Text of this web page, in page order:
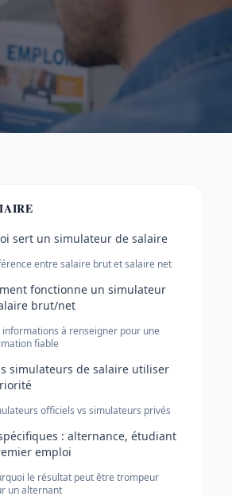
sert un simulateur de salaire
entre salaire brut et salaire net
fonctionne un simulateur
brut/net
informations à renseigner pour une
fiable
simulateurs de salaire utiliser
officiels vs simulateurs privés
: alternance, étudiant
emploi
le résultat peut être trompeur
un alternant